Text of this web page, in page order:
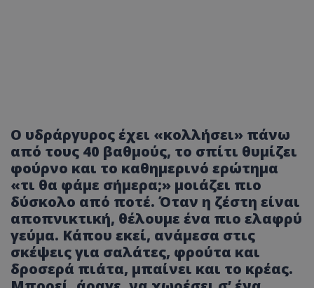
Ο υδράργυρος έχει «κολλήσει» πάνω
από τους 40 βαθμούς, το σπίτι θυμίζει
φούρνο και το καθημερινό ερώτημα
«τι θα φάμε σήμερα;» μοιάζει πιο
δύσκολο από ποτέ. Όταν η ζέστη είναι
αποπνικτική, θέλουμε ένα πιο ελαφρύ
γεύμα. Κάπου εκεί, ανάμεσα στις
σκέψεις για σαλάτες, φρούτα και
δροσερά πιάτα, μπαίνει και το κρέας.